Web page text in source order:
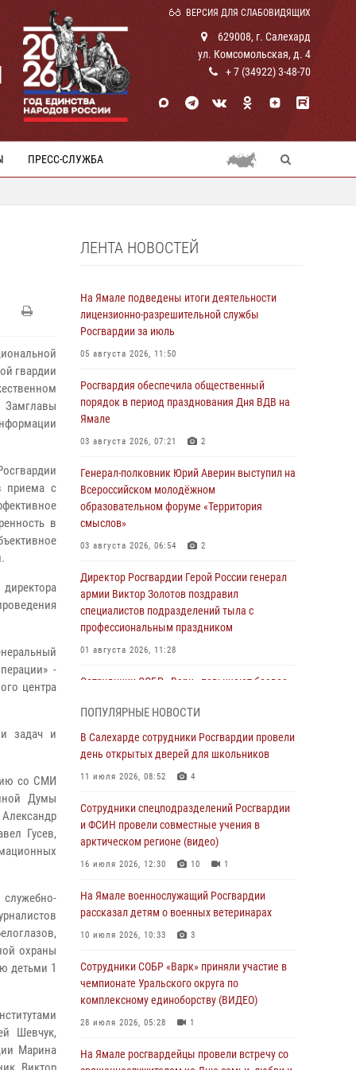
ВЕРСИЯ ДЛЯ СЛАБОВИДЯЩИХ
629008, г. Салехард
ул. Комсомольская, д. 4
+ 7 (34922) 3-48-70
ПРЕСС-СЛУЖБА
гвардии
Замглавы
приема с
в
-
центра
задач и
со СМИ
Думы
Гусев,
охраны
детьми 1
Шевчук,
Марина
ЛЕНТА НОВОСТЕЙ
На Ямале подведены итоги деятельности
лицензионно-разрешительной службы
Росгвардии за июль
05 августа 2026, 11:50
Росгвардия обеспечила общественный
порядок в период празднования Дня ВДВ на
Ямале
03 августа 2026, 07:21 2
Генерал-полковник Юрий Аверин выступил на
Всероссийском молодёжном
образовательном форуме «Территория
смыслов»
03 августа 2026, 06:54 2
Директор Росгвардии Герой России генерал
армии Виктор Золотов поздравил
специалистов подразделений тыла с
профессиональным праздником
01 августа 2026, 11:28
Сотрудники СОБР «Варк» повышают боевое
Офицеры спецназа Росгвардии провели
практическое занятие для сотрудников
29 июля 2026, 10:42 4
В Уральском округе Росгвардии состоялось
заседание оперативного штаба
Сотрудники СОБР «Варк» приняли участие в
чемпионате Уральского округа по
28 июля 2026, 05:28 1
На Полярном круге Росгвардия обеспечила
27 июля 2026, 09:04 3
ПОПУЛЯРНЫЕ НОВОСТИ
В Салехарде сотрудники Росгвардии провели
день открытых дверей для школьников
11 июля 2026, 08:52 4
Сотрудники спецподразделений Росгвардии
и ФСИН провели совместные учения в
арктическом регионе (видео)
16 июля 2026, 12:30 10 1
На Ямале военнослужащий Росгвардии
рассказал детям о военных ветеринарах
10 июля 2026, 10:33 3
Сотрудники СОБР «Варк» приняли участие в
чемпионате Уральского округа по
комплексному единоборству (ВИДЕО)
28 июля 2026, 05:28 1
На Ямале росгвардейцы провели встречу со